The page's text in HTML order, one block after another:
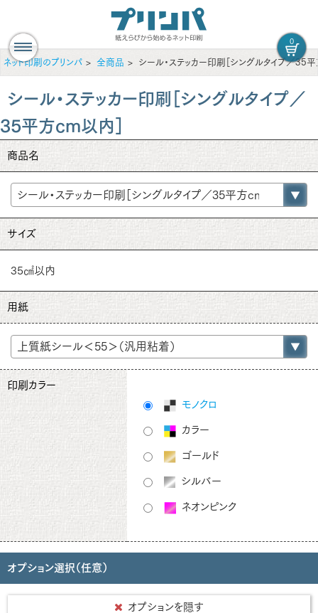
0
ネット印刷のプリンパ 全商品 シール・ステッカー印刷［シングルタイプ／35
シール・ステッカー印刷［シングルタイプ／
35平方cm以内］
商品名
サイズ
35㎠以内
用紙
印刷カラー
モノクロ
カラー
ゴールド
シルバー
ネオンピンク
オプション選択（任意）
オプションを隠す